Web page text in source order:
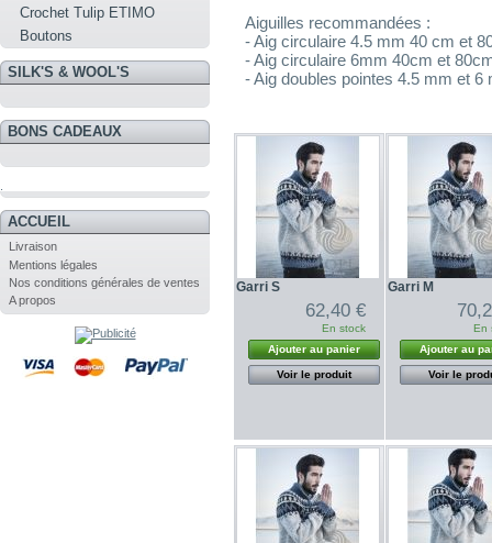
Crochet Tulip ETIMO
Boutons
SILK'S & WOOL'S
BONS CADEAUX
ACCUEIL
Livraison
Mentions légales
Nos conditions générales de ventes
A propos
Aiguilles recommandées :
- Aig circulaire 4.5 mm 40 cm et
- Aig circulaire 6mm 40cm et
- Aig doubles pointes 4.5 mm et 6
Garri S
62,40 €
En stock
Ajouter au panier
Voir le produit
Garri M
En
Ajouter au
Voir le